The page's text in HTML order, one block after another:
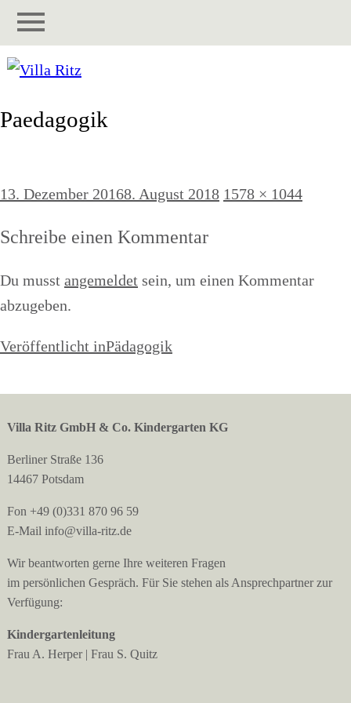
Paedagogik
Veröffentlicht
13. Dezember 20168. August 2018 Originalgröße
1578 × 1044
Schreibe einen Kommentar
Du musst angemeldet sein, um einen Kommentar
abzugeben.
Beitragsnavigation
Veröffentlicht inPädagogik
Villa Ritz GmbH & Co. Kindergarten KG
Berliner Straße 136
14467 Potsdam
Fon +49 (0)331 870 96 59
E-Mail info@villa-ritz.de
Wir beantworten gerne Ihre weiteren Fragen
im persönlichen Gespräch. Für Sie stehen als Ansprechpartner zur
Verfügung:
Kindergartenleitung
Frau A. Herper | Frau S. Quitz